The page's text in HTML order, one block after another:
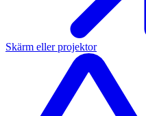
Skärm eller projektor